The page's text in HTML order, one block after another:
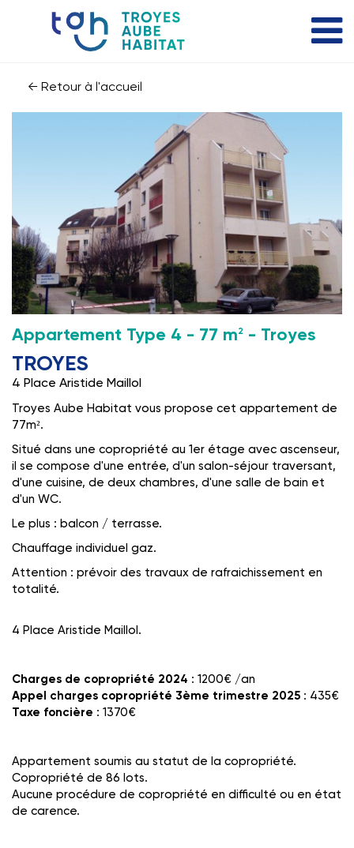
← Retour à l'accueil
Appartement Type 4 - 77 m2 - Troyes
TROYES
4 Place Aristide Maillol
Troyes Aube Habitat vous propose cet appartement de
77m².
Situé dans une copropriété au 1er étage avec ascenseur,
il se compose d'une entrée, d'un salon-séjour traversant,
d'une cuisine, de deux chambres, d'une salle de bain et
d'un WC.
Le plus : balcon / terrasse.
Chauffage individuel gaz.
Attention : prévoir des travaux de rafraichissement en
totalité.
4 Place Aristide Maillol.
Charges de copropriété 2024 : 1200€ /an
Appel charges copropriété 3ème trimestre 2025 : 435€
Taxe foncière : 1370€
Appartement soumis au statut de la copropriété.
Copropriété de 86 lots.
Aucune procédure de copropriété en difficulté ou en état
de carence.